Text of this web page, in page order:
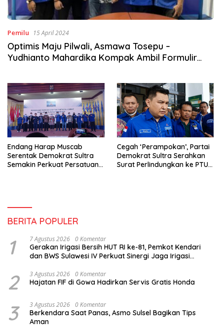
Pemilu 15 April 2024
Optimis Maju Pilwali, Asmawa Tosepu –
Yudhianto Mahardika Kompak Ambil Formulir
Endang Harap Muscab
Serentak Demokrat Sultra
Semakin Perkuat Persatuan
Cegah ‘Perampokan’, Partai
Demokrat Sultra Serahkan
Surat Perlindungkan ke PTUN
BERITA POPULER
1 7 Agustus 2026 0 Komentar
Gerakan Irigasi Bersih HUT RI ke-81, Pemkot Kendari
dan BWS Sulawesi IV Perkuat Sinergi Jaga Irigasi
2 3 Agustus 2026 0 Komentar
Hajatan FIF di Gowa Hadirkan Servis Gratis Honda
3 3 Agustus 2026 0 Komentar
Berkendara Saat Panas, Asmo Sulsel Bagikan Tips
Aman